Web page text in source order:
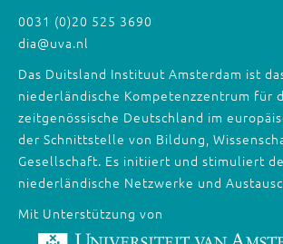
0031 (0)20 525 3690
dia@uva.nl
Das Duitsland Instituut Amsterdam ist
niederländische Kompetenzzentrum für
zeitgenössische Deutschland im
der Schnittstelle von Bildung,
Gesellschaft. Es initiiert und stimuliert
niederländische Netzwerke und
Mit Unterstützung von